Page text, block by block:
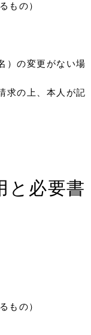
もの）
）の変更がない場
求の上、本人が記
と必要書
もの）